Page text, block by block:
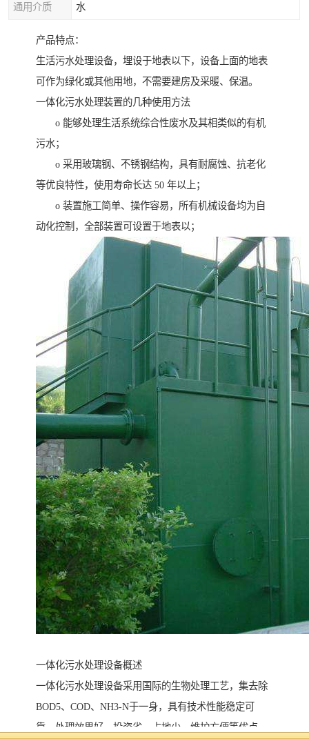
通用介质 水
产品特点：
生活污水处理设备，埋设于地表以下，设备上面的地表
可作为绿化或其他用地，不需要建房及采暖、保温。
一体化污水处理装置的几种使用方法
o 能够处理生活系统综合性废水及其相类似的有机
污水；
o 采用玻璃钢、不锈钢结构，具有耐腐蚀、抗老化
等优良特性，使用寿命长达 50 年以上；
o 装置施工简单、操作容易，所有机械设备均为自
动化控制，全部装置可设置于地表以；
一体化污水处理设备概述
一体化污水处理设备采用国际的生物处理工艺，集去除
BOD5、COD、NH3-N于一身，具有技术性能稳定可
靠，处理效果好，投资省，占地少，维护方便等优点。